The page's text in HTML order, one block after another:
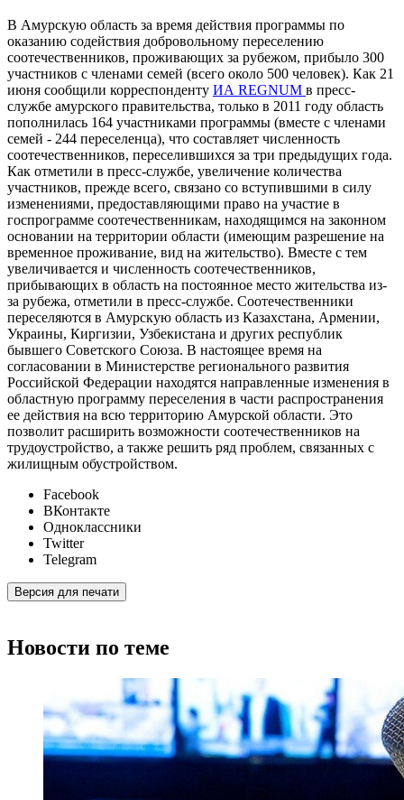
В Амурскую область за время действия программы по
оказанию содействия добровольному переселению
соотечественников, проживающих за рубежом, прибыло 300
участников с членами семей (всего около 500 человек). Как 21
июня сообщили корреспонденту ИА REGNUM в пресс-
службе амурского правительства, только в 2011 году область
пополнилась 164 участниками программы (вместе с членами
семей - 244 переселенца), что составляет численность
соотечественников, переселившихся за три предыдущих года.
Как отметили в пресс-службе, увеличение количества
участников, прежде всего, связано со вступившими в силу
изменениями, предоставляющими право на участие в
госпрограмме соотечественникам, находящимся на законном
основании на территории области (имеющим разрешение на
временное проживание, вид на жительство). Вместе с тем
увеличивается и численность соотечественников,
прибывающих в область на постоянное место жительства из-
за рубежа, отметили в пресс-службе. Соотечественники
переселяются в Амурскую область из Казахстана, Армении,
Украины, Киргизии, Узбекистана и других республик
бывшего Советского Союза. В настоящее время на
согласовании в Министерстве регионального развития
Российской Федерации находятся направленные изменения в
областную программу переселения в части распространения
ее действия на всю территорию Амурской области. Это
позволит расширить возможности соотечественников на
трудоустройство, а также решить ряд проблем, связанных с
жилищным обустройством.
Facebook
ВКонтакте
Одноклассники
Twitter
Telegram
Версия для печати
Новости по теме